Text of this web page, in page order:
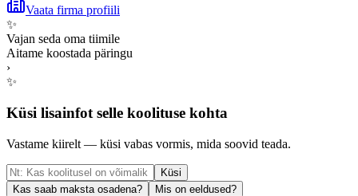
Vaata firma profiili
✨
Vajan seda oma tiimile
Aitame koostada päringu
›
✨
Küsi lisainfot selle koolituse kohta
Vastame kiirelt — küsi vabas vormis, mida soovid teada.
Küsi
Kas saab maksta osadena?
Mis on eeldused?